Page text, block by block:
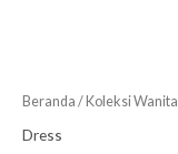
Beranda /Koleksi Wanita
Dress